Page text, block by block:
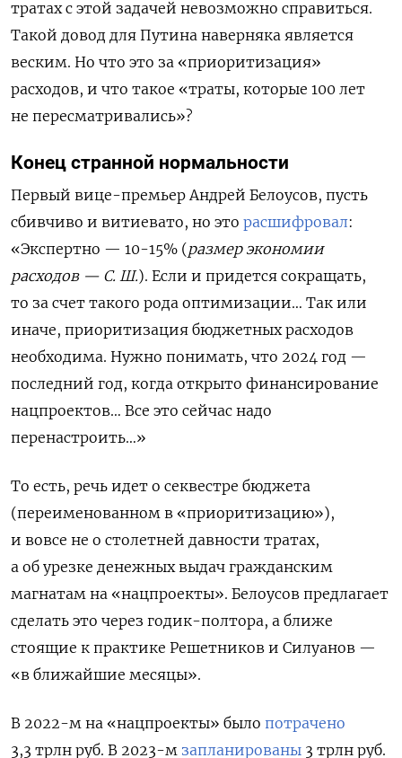
тратах с этой задачей невозможно справиться.
Такой довод для Путина наверняка является
веским. Но что это за «приоритизация»
расходов, и что такое «траты, которые 100 лет
не пересматривались»?
Конец странной нормальности
Первый вице-премьер Андрей Белоусов, пусть
сбивчиво и витиевато, но это расшифровал:
«Экспертно — 10-15% (размер экономии
расходов — С. Ш.). Если и придется сокращать,
то за счет такого рода оптимизации… Так или
иначе, приоритизация бюджетных расходов
необходима. Нужно понимать, что 2024 год —
последний год, когда открыто финансирование
нацпроектов… Все это сейчас надо
перенастроить…»
То есть, речь идет о секвестре бюджета
(переименованном в «приоритизацию»),
и вовсе не о столетней давности тратах,
а об урезке денежных выдач гражданским
магнатам на «нацпроекты». Белоусов предлагает
сделать это через годик-полтора, а ближе
стоящие к практике Решетников и Силуанов —
«в ближайшие месяцы».
В 2022-м на «нацпроекты» было потрачено
3,3 трлн руб. В 2023-м запланированы 3 трлн руб.